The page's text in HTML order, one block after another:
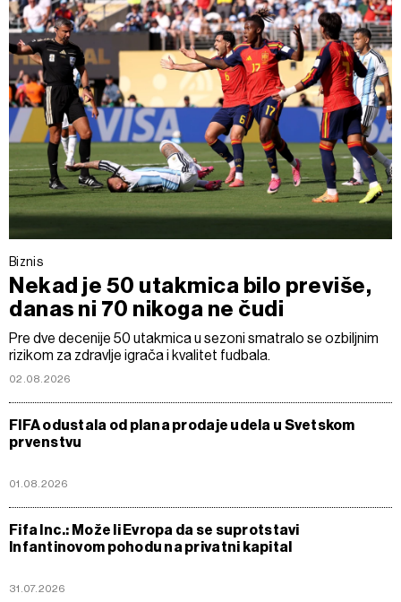
Biznis
Nekad je 50 utakmica bilo previše,
danas ni 70 nikoga ne čudi
Pre dve decenije 50 utakmica u sezoni smatralo se ozbiljnim
rizikom za zdravlje igrača i kvalitet fudbala.
02.08.2026
FIFA odustala od plana prodaje udela u Svetskom
prvenstvu
01.08.2026
Fifa Inc.: Može li Evropa da se suprotstavi
Infantinovom pohodu na privatni kapital
31.07.2026